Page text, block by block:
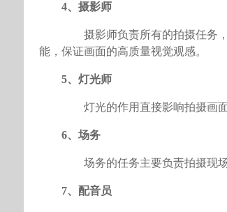
4、摄影师
摄影师负责所有的拍摄任务，
能，保证画面的高质量视觉观感。
5、灯光师
灯光的作用直接影响拍摄画面
6、场务
场务的任务主要负责拍摄现场
7、配音员